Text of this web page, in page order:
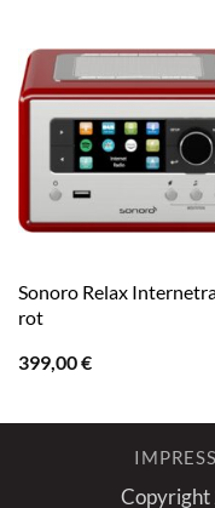
Sonoro Relax
rot
399,00€